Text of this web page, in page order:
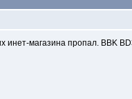
магазина пропал. BBK